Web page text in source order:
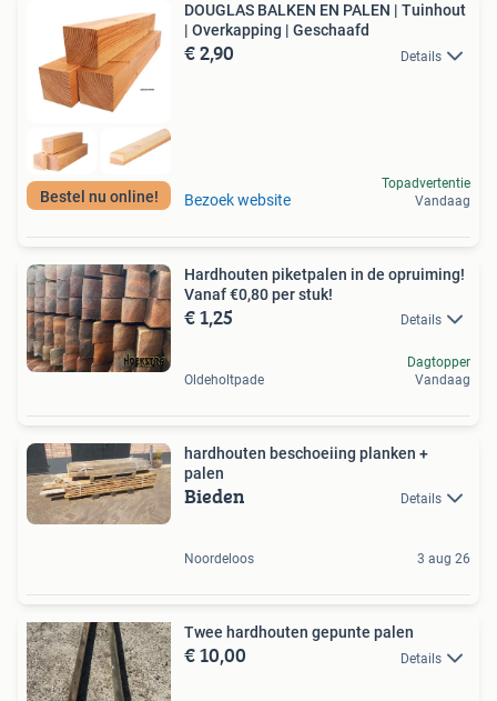
Bestel nu online!
DOUGLAS BALKEN EN PALEN | Tuinhout
| Overkapping | Geschaafd
€ 2,90 Details
Bezoek website
Topadvertentie
Vandaag
Hardhouten piketpalen in de opruiming!
Vanaf €0,80 per stuk!
€ 1,25 Details
Oldeholtpade
Dagtopper
Vandaag
hardhouten beschoeiing planken +
palen
Bieden Details
Noordeloos 3 aug 26
Twee hardhouten gepunte palen
€ 10,00 Details